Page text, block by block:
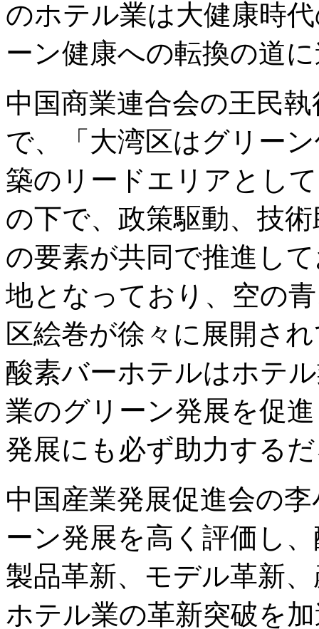
のホテル業は大健康時
ーン健康への転換の道
中国商業連合会の王民
で、「大湾区はグリー
築のリードエリアとし
の下で、政策駆動、技
の要素が共同で推進し
地となっており、空の
区絵巻が徐々に展開さ
酸素バーホテルはホテ
業のグリーン発展を促
発展にも必ず助力する
中国産業発展促進会の
ーン発展を高く評価し
製品革新、モデル革新
ホテル業の革新突破を